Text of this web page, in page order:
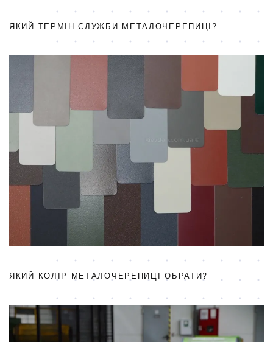
ЯКИЙ ТЕРМІН СЛУЖБИ МЕТАЛОЧЕРЕПИЦІ?
ЯКИЙ КОЛІР МЕТАЛОЧЕРЕПИЦІ ОБРАТИ?